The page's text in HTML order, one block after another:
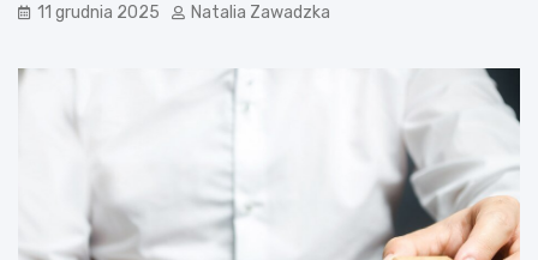
ś
i
?
11 grudnia 2025 Natalia Zawadzka